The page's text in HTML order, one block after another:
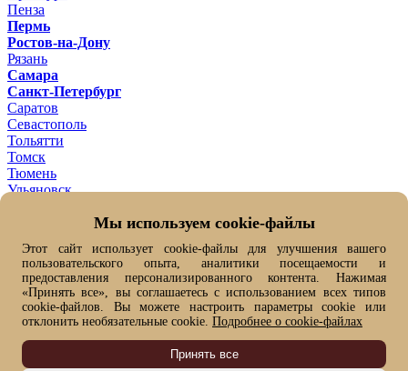
Пенза
Пермь
Ростов-на-Дону
Рязань
Самара
Санкт-Петербург
Саратов
Севастополь
Тольятти
Томск
Тюмень
Ульяновск
Ярославль
Ваш город -Омск ?
Да Нет, выбрать другой
От выбранного города зависит цена товара и его наличие
Быстрый заказ
Имя*
Фамилия
Мы используем cookie-файлы
Этот сайт использует cookie-файлы для улучшения вашего
пользовательского опыта, аналитики посещаемости и
предоставления персонализированного контента. Нажимая
«Принять все», вы соглашаетесь с использованием всех типов
cookie-файлов. Вы можете настроить параметры cookie или
отклонить необязательные cookie. Подробнее о cookie-файлах
Принять все